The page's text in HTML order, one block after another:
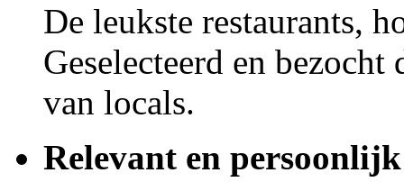
De leukste restaurants,
Geselecteerd en
van locals.
Relevant en persoonlijk